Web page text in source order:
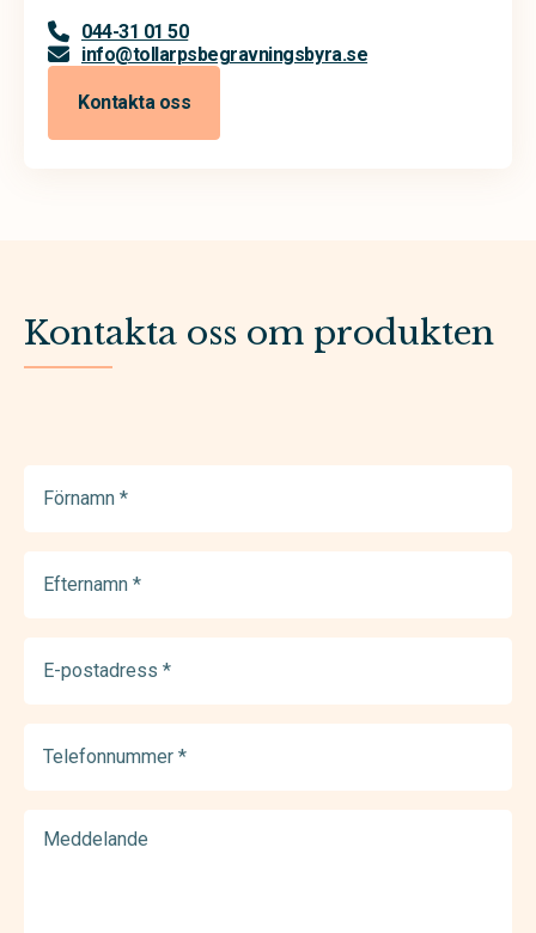
044-31 01 50
info@tollarpsbegravningsbyra.se
Kontakta oss
Kontakta oss om produkten
(Required)
(Required)
postadress
(Required)